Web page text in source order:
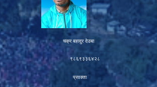
चक्र बहादुर देउबा
९८६९३३६४२८
प्रवक्ता